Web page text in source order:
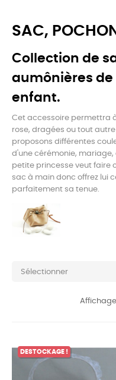
SAC, POCHON
Collection de
aumônières
enfant.
Cet accessoire permettra
rose, dragées ou tout
proposons différentes
d'une cérémonie,
petite princesse veut faire
sac à main donc offrez lui
parfaitement sa tenue.
Sélectionner
DESTOCKAGE !